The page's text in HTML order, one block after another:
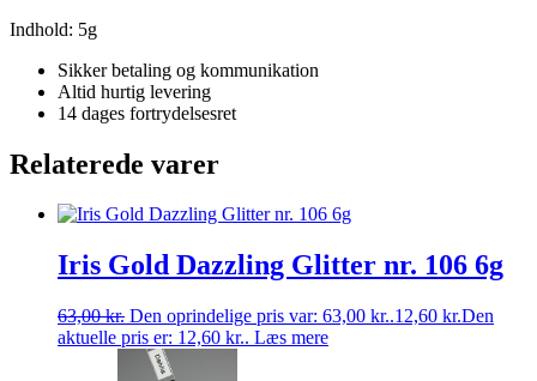
Indhold: 5g
Sikker betaling og kommunikation
Altid hurtig levering
14 dages fortrydelsesret
Relaterede varer
Iris Gold Dazzling Glitter nr. 106 6g
63,00kr. Den oprindelige pris var: 63,00 kr..12,60 kr.Den
aktuelle pris er: 12,60 kr.. Læs mere